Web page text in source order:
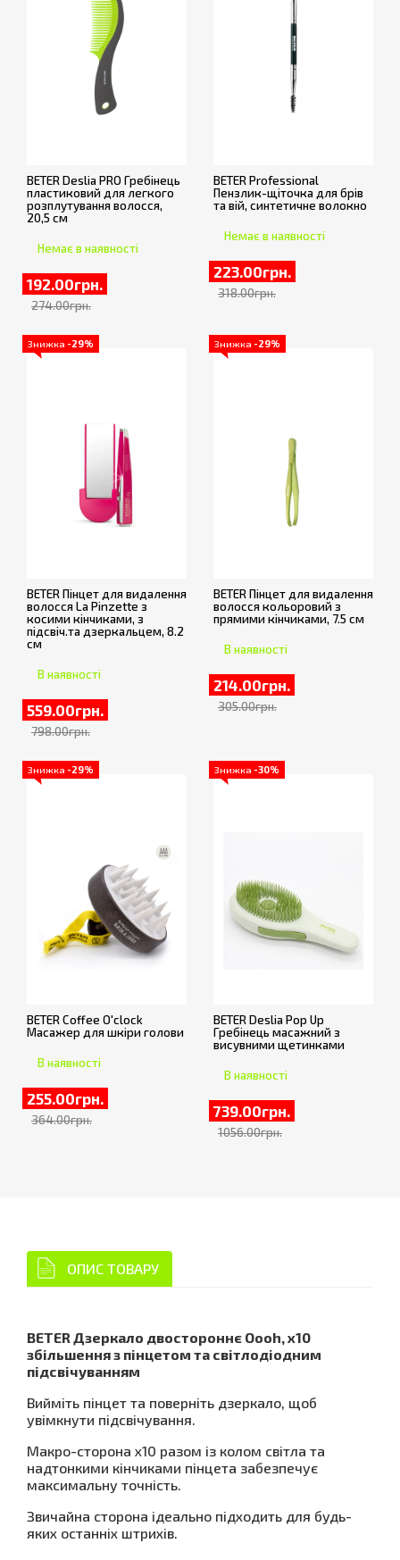
BETER Deslia PRO Гребінець
пластиковий для легкого
розплутування волосся,
20,5 см
Немає в наявності
192.00грн.
274.00грн.
BETER Professional
Пензлик-щіточка для брів
та вій, синтетичне волокно
Немає в наявності
223.00грн.
318.00грн.
Знижка -29%
BETER Пінцет для видалення
волосся La Pinzette з
косими кінчиками, з
підсвіч.та дзеркальцем, 8.2
см
В наявності
559.00грн.
798.00грн.
Знижка -29%
BETER Пінцет для видалення
волосся кольоровий з
прямими кінчиками, 7.5 см
В наявності
214.00грн.
305.00грн.
Знижка -29%
BETER Coffee O'clock
Масажер для шкіри голови
В наявності
255.00грн.
364.00грн.
Знижка -30%
BETER Deslia Pop Up
Гребінець масажний з
висувними щетинками
В наявності
739.00грн.
1056.00грн.
ОПИС ТОВАРУ
BETER Дзеркало двостороннє Oooh, х10
збільшення з пінцетом та світлодіодним
підсвічуванням
Вийміть пінцет та поверніть дзеркало, щоб
увімкнути підсвічування.
Макро-сторона x10 разом із колом світла та
надтонкими кінчиками пінцета забезпечує
максимальну точність.
Звичайна сторона ідеально підходить для будь-
яких останніх штрихів.